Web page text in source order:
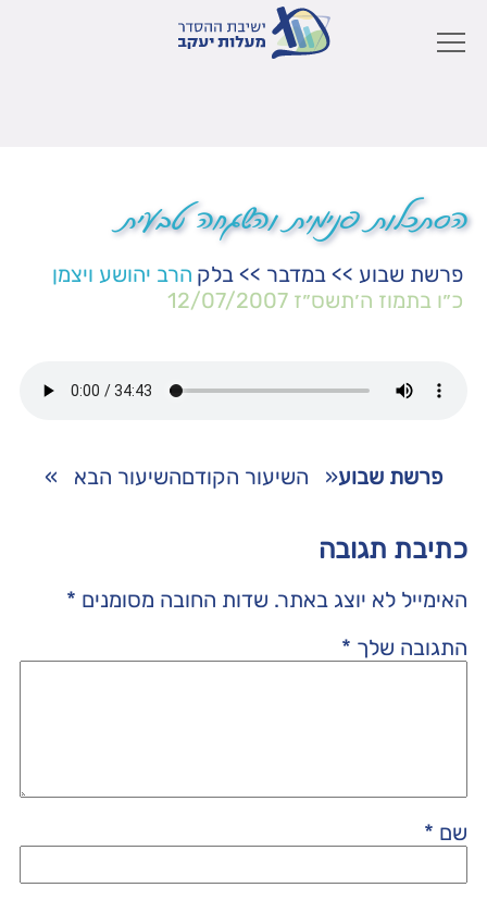
הסתכלות פנימית והשגחה טבעית
פרשת שבוע >> במדבר >> בלק הרב יהושע ויצמן
כ״ו בתמוז ה׳תשס״ז 12/07/2007
פרשת שבוע« השיעור הקודםהשיעור הבא »
כתיבת תגובה
האימייל לא יוצג באתר. שדות החובה מסומנים *
התגובה שלך *
שם *